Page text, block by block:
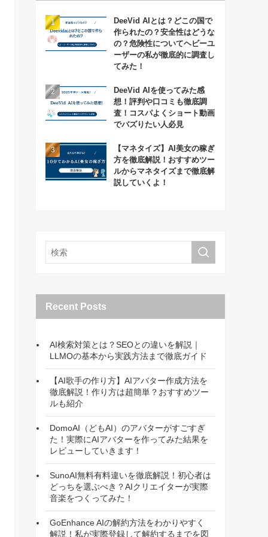
DeeVid AIとは？どこの国で
作られたの？安全性はどうな
の？危険性についてヘビーユ
ーザーの私が徹底的に調査し
てみた！
DeeVid AIを使ってみた感
想！評判や口コミも徹底調
査！コスパよくショート動画
でバズりたい人必見
【マネタイズ】AI美女の稼ぎ
方を徹底解説！おすすめツー
ルからマネタイズまで徹底解
説していくよ！
Recent Posts
AI検索対策とは？SEOとの違いを解説｜
LLMOの基本から実践方法まで徹底ガイド
【AI歌手の作り方】AIアバター作成方法を
徹底解説！作り方は超簡単？おすすめツー
ルも紹介
DomoAI（どもAI）のアバターがすごすぎ
た！実際にAIアバターを作ってみた結果を
レビューしていきます！
SunoAI無料有料違いを徹底解説！初心者は
どっちを選ぶべき？AIクリエイターが実際
音楽をつくってみた！
GoEnhance AIの解約方法をわかりやすく
解説！私が実際登録して解約するまでを図